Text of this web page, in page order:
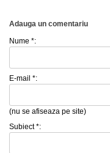
Adauga un comentariu
Nume *:
E-mail *:
(nu se afiseaza pe site)
Subiect *: